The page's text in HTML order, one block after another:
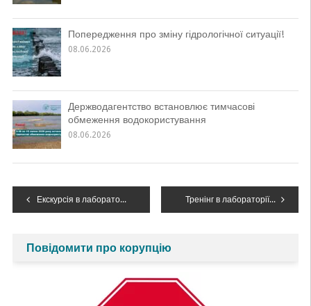
Попередження про зміну гідрологічної ситуації!
08.06.2026
Держводагентство встановлює тимчасові
обмеження водокористування
08.06.2026
Навігація
Екскурсія в лабораторію моніторингу вод Західного регіону для студентів ІФНТУНГ Тренінг в лабораторії моніторингу вод Західного регіону
Повідомити про корупцію